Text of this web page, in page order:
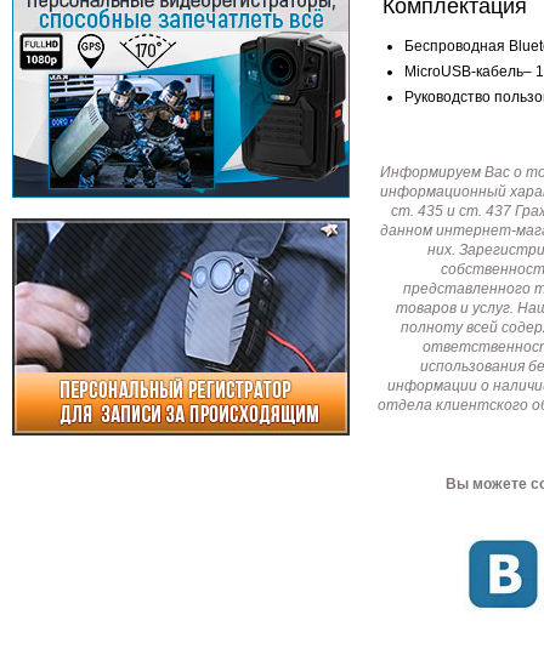
Комплектация
Беспроводная
MicroUSB-кабель–
Руководство
Информируем Вас о
информационный
ст. 435 и ст. 437
данном интернет-
них.
представленного
товаров и услуг.
полноту всей
использования
информации о
отдела клиентского
Вы можете